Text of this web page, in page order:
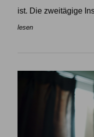
ist. Die zweitägige
lesen